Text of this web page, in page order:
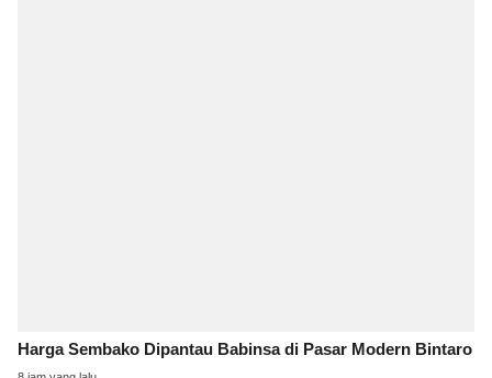
Harga Sembako Dipantau Babinsa di Pasar Modern Bintaro